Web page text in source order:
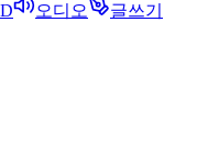
오디오 글쓰기